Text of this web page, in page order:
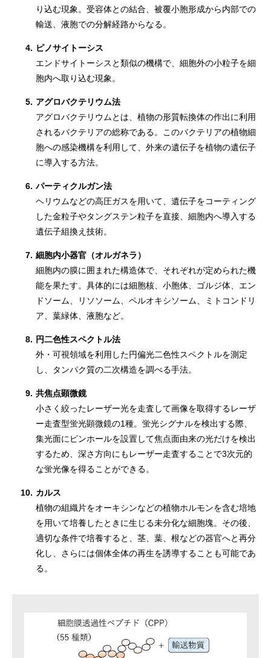
り込む現象。受容体との結合、被覆小胞形成から内部での
輸送、液胞での分解経路からなる。
4. ピノサイトーシス
エンドサイトーシスと類似の機構で、細胞外の小粒子を細
胞内へ取り込む現象。
5. アグロバクテリウム法
アグロバクテリウムとは、植物の形質転換体の作出に利用
されるバクテリアの総称である。このバクテリアの植物細
胞への感染機構を利用して、外来の遺伝子を植物の遺伝子
に導入する方法。
6. パーティクルガン法
ヘリウムなどの高圧ガスを用いて、遺伝子をコーティング
した金粒子やタングステン粒子を直接、細胞内へ導入する
遺伝子組換え技術。
7. 細胞内小器官（オルガネラ）
細胞内の膜に囲まれた構造体で、それぞれが定められた機
能を果たす。具体的には細胞核、小胞体、ゴルジ体、エン
ドソーム、リソソーム、ペルオキシソーム、ミトコンドリ
ア、葉緑体、液胞など。
8. 円二色性スペクトル法
外・可視領域を利用した円偏光二色性スペクトルを測定
し、タンパク質の二次構造を調べる手法。
9. 共焦点顕微鏡
小さく絞ったレーザー光を走査して画像を取得するレーザ
ー走査型蛍光顕微鏡の1種。蛍光シグナルを検出する際、
集光面にピンホールを設置して焦点面由来の光だけを検出
するため、深さ方向にもレーザー走査することで3次元的
な蛍光像を得ることができる。
10. カルス
植物の組織片をオーキシンなどの植物ホルモンを含む培地
を用いて培養したときに生じる未分化な細胞塊。その後、
適切な条件で培養すると、茎、葉、根などの器官へと再分
化し、さらには個体全体の再生を誘導することも可能であ
る。